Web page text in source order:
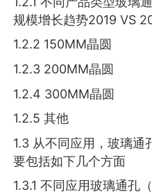
规模增长趋势2019 VS
1.2.2 150MM晶圆
1.2.3 200MM晶圆
1.2.4 300MM晶圆
1.2.5 其他
1.3 从不同应用，玻璃通
要包括如下几个方面
1.3.1 不同应用玻璃通孔